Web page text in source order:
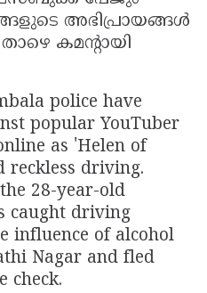
അഭിപ്രായങ്ങൾ
കമന്റായി
police have
popular YouTuber
as 'Helen of
reckless driving.
28-year-old
caught driving
influence of alcohol
Nagar and fled
check.